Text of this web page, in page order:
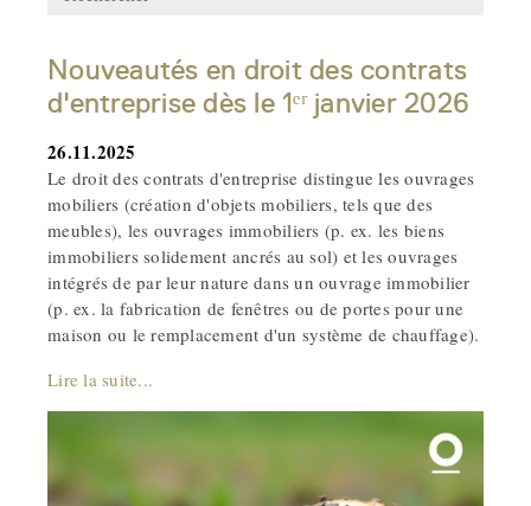
Nouveautés en droit des contrats
d'entreprise dès le 1ᵉʳ janvier 2026
26.11.2025
Le droit des contrats d'entreprise distingue les ouvrages
mobiliers (création d'objets mobiliers, tels que des
meubles), les ouvrages immobiliers (p. ex. les biens
immobiliers solidement ancrés au sol) et les ouvrages
intégrés de par leur nature dans un ouvrage immobilier
(p. ex. la fabrication de fenêtres ou de portes pour une
maison ou le remplacement d'un système de chauffage).
Lire la suite...